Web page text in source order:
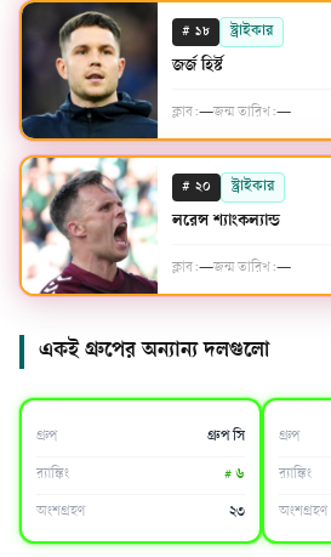
# ১৮ স্ট্রাইকার
জর্জ হির্স্ট
ক্লাব:—জন্ম তারিখ:—
# ২০ স্ট্রাইকার
লরেন্স শ্যাংকল্যান্ড
ক্লাব:—জন্ম তারিখ:—
একই গ্রুপের অন্যান্য দলগুলো
গ্রুপ গ্রুপ সি
র‍্যাঙ্কিং # ৬
অংশগ্রহণ ২৩
গ্রুপ
র‍্যাঙ্কিং
অংশগ্রহণ
হাইতি